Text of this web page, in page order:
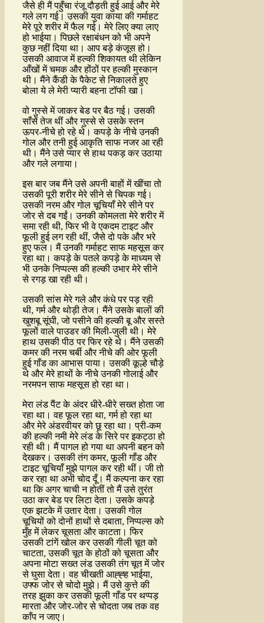
जैसे ही मैं पहुँचा रंजू दौड़ती हुई आई और मेरे
गले लग गई। उसकी युवा काया की गर्माहट
मेरे पूरे शरीर में फैल गई। मेरे लिए क्या लाए
हो भाईया। पिछले रक्षाबंधन को भी अपने
कुछ नहीं दिया था। आप बड़े कंजूस हो।
उसकी आवाज में हल्की शिकायत थी लेकिन
आँखों में चमक और होंठों पर हल्की मुस्कान
थी। मैंने कैंडी के पैकेट से निकालते हुए
बोला ये ले मेरी प्यारी बहना टॉफी खा।
वो गुस्से में जाकर बेड पर बैठ गई। उसकी
साँसें तेज थीं और गुस्से से उसके स्तन
ऊपर-नीचे हो रहे थे। कपड़े के नीचे उनकी
गोल और तनी हुई आकृति साफ नजर आ रही
थी। मैंने उसे प्यार से हाथ पकड़ कर उठाया
और गले लगाया।
इस बार जब मैंने उसे अपनी बाहों में खींचा तो
उसकी पूरी शरीर मेरे सीने से चिपक गई।
उसकी नरम और गोल चूचियाँ मेरे सीने पर
जोर से दब गईं। उनकी कोमलता मेरे शरीर में
समा रही थी, फिर भी वे एकदम टाइट और
फूली हुई लग रही थीं, जैसे दो पके और भरे
हुए फल। मैं उनकी गर्माहट साफ महसूस कर
रहा था। कपड़े के पतले कपड़े के माध्यम से
भी उनके निप्पल्स की हल्की उभार मेरे सीने
से रगड़ खा रही थी।
उसकी सांस मेरे गले और कंधे पर पड़ रही
थी, गर्म और थोड़ी तेज। मैंने उसके बालों की
खुशबू सूंघी, जो पसीने की हल्की बू और सस्ते
फूलों वाले पाउडर की मिली-जुली थी। मेरे
हाथ उसकी पीठ पर फिर रहे थे। मैंने उसकी
कमर की नरम चर्बी और नीचे की ओर फूली
हुई गाँड का आभास पाया। उसकी कूल्हे चौड़े
थे और मेरे हाथों के नीचे उनकी गोलाई और
नरमपन साफ महसूस हो रहा था।
मेरा लंड पैंट के अंदर धीरे-धीरे सख्त होता जा
रहा था। वह फूल रहा था, गर्म हो रहा था
और मेरे अंडरवीयर को छू रहा था। प्री-कम
की हल्की नमी मेरे लंड के सिरे पर इकट्ठा हो
रही थी। मैं पागल हो गया था अपनी बहन को
देखकर। उसकी तंग कमर, फूली गाँड और
टाइट चूचियाँ मुझे पागल कर रही थीं। जी तो
कर रहा था अभी चोद दूँ। मैं कल्पना कर रहा
था कि अगर चाची न होतीं तो मैं उसे तुरंत
उठा कर बेड पर लिटा देता। उसके कपड़े
एक झटके में उतार देता। उसकी गोल
चूचियों को दोनों हाथों से दबाता, निप्पल्स को
मुँह में लेकर चूसता और काटता। फिर
उसकी टांगें खोल कर उसकी गीली चूत को
चाटता, उसकी चूत के होठों को चूसता और
अपना मोटा सख्त लंड उसकी तंग चूत में जोर
से घुसा देता। वह चीखती आह्ह्ह भाईया,
उफ्फ जोर से चोदो मुझे। मैं उसे कुत्ते की
तरह झुका कर उसकी फूली गाँड पर थप्पड़
मारता और जोर-जोर से चोदता जब तक वह
काँप न जाए।